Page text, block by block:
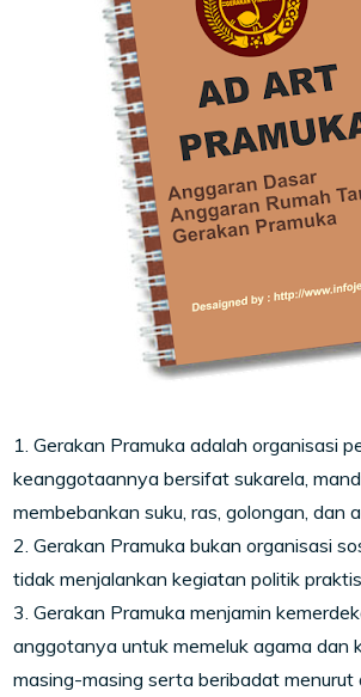
1. Gerakan Pramuka adalah organisasi
keanggotaannya bersifat sukarela,
membebankan suku, ras, golongan, dan
2. Gerakan Pramuka bukan organisasi
tidak menjalankan kegiatan politik
3. Gerakan Pramuka menjamin
anggotanya untuk memeluk agama dan
masing-masing serta beribadat menurut